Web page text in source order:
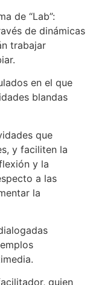
de “Lab”:
de dinámicas
trabajar
en el que
blandas
que
y faciliten la
y la
a las
la
quien